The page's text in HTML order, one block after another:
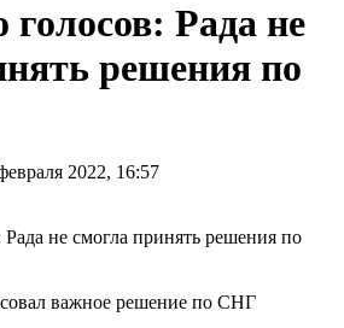
голосов: Рада не
решения по
2022, 16:57
важное решение по СНГ